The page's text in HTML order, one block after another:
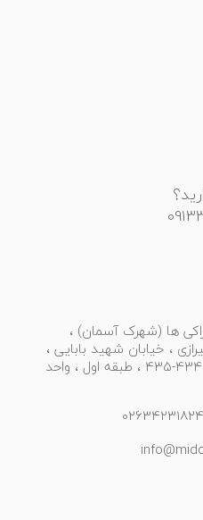
ها (شهرک آسمان) ،
، خیابان شهید بابایی ،
مجتمع کیامال ، قطعه 434-435 ، طبقه اول ، واحد